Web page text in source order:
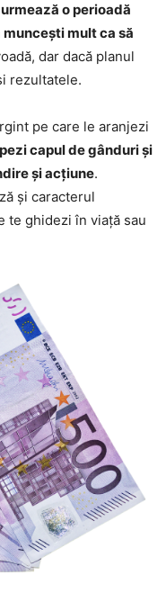
urmează o perioadă
mult ca să
dar dacă planul
rezultatele.
pe care le aranjezi
capul de gânduri și
și acțiune.
și caracterul
te ghidezi în viață sau